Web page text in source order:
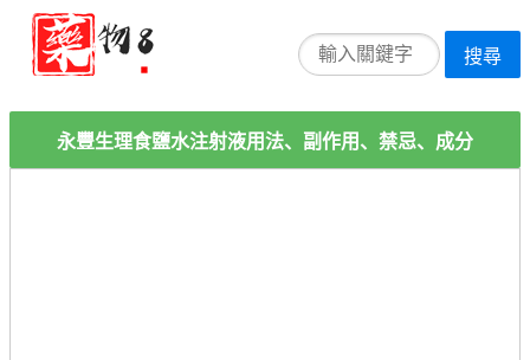
搜尋
永豐生理食鹽水注射液用法、副作用、禁忌、成分